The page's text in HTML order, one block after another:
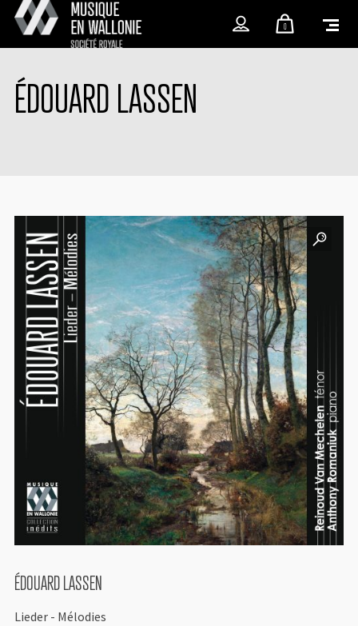
0
ÉDOUARD LASSEN
ÉDOUARD LASSEN
Lieder - Mélodies